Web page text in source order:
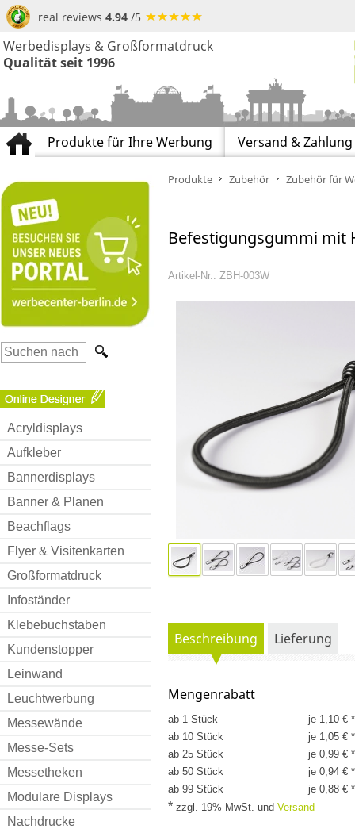
real reviews 4.94 /5
Werbedisplays & Großformatdruck
Qualität seit 1996
Produkte für Ihre Werbung Versand & Zahlung
Acryldisplays
Aufkleber
Bannerdisplays
Banner & Planen
Beachflags
Flyer & Visitenkarten
Großformatdruck
Infoständer
Klebebuchstaben
Kundenstopper
Leinwand
Leuchtwerbung
Messewände
Messe-Sets
Messetheken
Modulare Displays
Nachdrucke
Produkte Zubehör Zubehör für
Befestigungsgummi mit
Artikel-Nr.: ZBH-003W
Beschreibung Lieferung
Mengenrabatt
ab 1 Stück
je 1,10 € *
ab 10 Stück
je 1,05 € *
ab 25 Stück
je 0,99 € *
ab 50 Stück
je 0,94 € *
ab 99 Stück
je 0,88 € *
* zzgl. 19% MwSt. und Versand